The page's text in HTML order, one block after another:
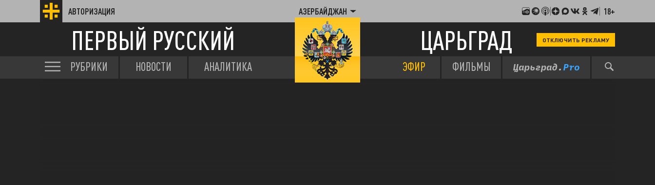
АВТОРИЗАЦИЯ АЗЕРБАЙДЖАН 18+
ПЕРВЫЙ РУССКИЙ ЦАРЬГРАД ОТКЛЮЧИТЬ РЕКЛАМУ
РУБРИКИ НОВОСТИ АНАЛИТИКА ЭФИР ФИЛЬМЫ